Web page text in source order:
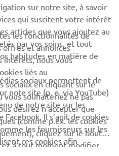
dernières offres, les événements
plus encore
pour savoir comment
:Politique de
sur notre site, à savoir
qui suscitent votre intérêt
articles que vous ajoutez au
par vos soins, et tout
habitudes en matière de
sociaux permettent de
note site (p. e. via YouTube)
de notre site sur les
Facebook. Il s’agit de cookies
les fournisseurs sur les
ces cookies afin
les fonctionnalités de
offres et annonces
intérêts, nous vous
liés au
sociaux en cliquant sur le
vous souhaiteriez ne pas
désirez n’accepter que
(comme p.ex. les cookies
cliquez sur le bouton
à tout moment modifier